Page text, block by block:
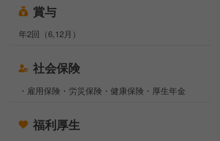
賞与
年2回（6,12月）
社会保険
・雇用保険・労災保険・健康保険・厚生年金
福利厚生